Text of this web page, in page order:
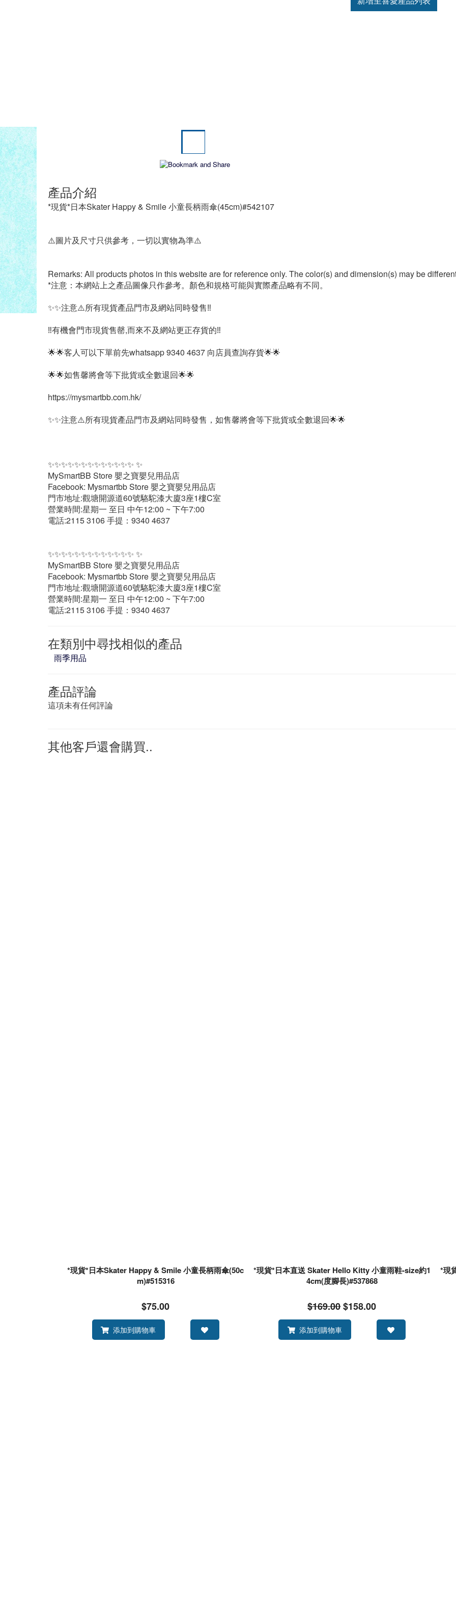
產品介紹
*現貨*日本Skater Happy & Smile 小童長柄雨傘(45cm)#542107
⚠️圖片及尺寸只供參考，一切以實物為準⚠️
Remarks: All products photos in this website are for reference only. The color(s) and dimension(s) may be
*注意：本網站上之產品圖像只作參考。顏色和規格可能與實際產品略有不同。
✨✨注意⚠️所有現貨產品門市及網站同時發售‼️
‼️有機會門市現貨售罄,而來不及網站更正存貨的‼️
🌟🌟客人可以下單前先whatsapp 9340 4637 向店員查詢存貨🌟🌟
🌟🌟如售馨將會等下批貨或全數退回🌟🌟
https://mysmartbb.com.hk/
✨✨注意⚠️所有現貨產品門市及網站同時發售，如售馨將會等下批貨或全數退回🌟🌟
✨✨✨✨✨✨✨✨✨✨✨✨✨ ✨
MySmartBB Store 嬰之寶嬰兒用品店
Facebook: Mysmartbb Store 嬰之寶嬰兒用品店
門市地址:觀塘開源道60號駱駝漆大廈3座1樓C室
營業時間:星期一 至日 中午12:00 ~ 下午7:00
電話:2115 3106 手提：9340 4637
✨✨✨✨✨✨✨✨✨✨✨✨✨ ✨
MySmartBB Store 嬰之寶嬰兒用品店
Facebook: Mysmartbb Store 嬰之寶嬰兒用品店
門市地址:觀塘開源道60號駱駝漆大廈3座1樓C室
營業時間:星期一 至日 中午12:00 ~ 下午7:00
電話:2115 3106 手提：9340 4637
在類別中尋找相似的產品
雨季用品
產品評論
這項未有任何評論
其他客戶還會購買..
*現貨*日本Skater Happy & Smile 小童長柄雨傘(50c
m)#515316
$75.00
添加到購物車
*現貨*日本直送 Skater Hello Kitty 小童雨鞋-size約1
4cm(度腳長)#537868
$169.00$158.00
添加到購物車
*現